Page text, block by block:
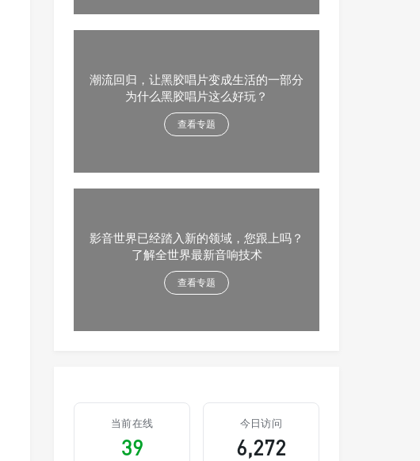
潮流回归，让黑胶唱片变成生活的一部分
为什么黑胶唱片这么好玩？
查看专题
影音世界已经踏入新的领域，您跟上吗？
了解全世界最新音响技术
查看专题
当前在线
39
今日访问
6,272